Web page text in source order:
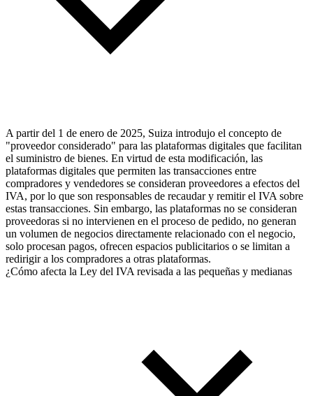
A partir del 1 de enero de 2025, Suiza introdujo el concepto de
"proveedor considerado" para las plataformas digitales que facilitan
el suministro de bienes. En virtud de esta modificación, las
plataformas digitales que permiten las transacciones entre
compradores y vendedores se consideran proveedores a efectos del
IVA, por lo que son responsables de recaudar y remitir el IVA sobre
estas transacciones. Sin embargo, las plataformas no se consideran
proveedoras si no intervienen en el proceso de pedido, no generan
un volumen de negocios directamente relacionado con el negocio,
solo procesan pagos, ofrecen espacios publicitarios o se limitan a
redirigir a los compradores a otras plataformas.
¿Cómo afecta la Ley del IVA revisada a las pequeñas y medianas